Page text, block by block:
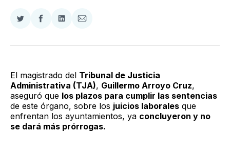
Compartir
Twitter
Compartir
Facebook
Compartir
LinkedIn
Compartir
Email
El magistrado del Tribunal de Justicia
Administrativa (TJA), Guillermo Arroyo Cruz,
aseguró que los plazos para cumplir las sentencias
de este órgano, sobre los juicios laborales que
enfrentan los ayuntamientos, ya concluyeron y no
se dará más prórrogas.